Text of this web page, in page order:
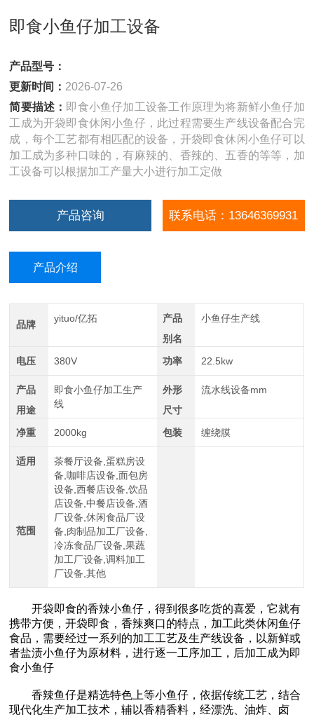
即食小鱼仔加工设备
产品型号：
更新时间： 2026-07-26
简要描述： 即食小鱼仔加工设备工作原理为将新鲜小鱼仔加
工成为开袋即食休闲小鱼仔，此过程需要生产线设备配合完
成，每个工艺都有相匹配的设备，开袋即食休闲小鱼仔可以
加工成为多种口味的，有麻辣的、香辣的、五香的等等，加
工设备可以根据加工产量大小进行加工定做
产品咨询 联系电话：13646369931
产品介绍
品牌
yituo/亿拓
产品
别名
小鱼仔生产线
电压 380V 功率 22.5kw
产品
用途
即食小鱼仔加工生产
线
外形
尺寸
流水线设备mm
净重 2000kg 包装 缠绕膜
适用
范围
茶餐厅设备,蛋糕房设
备,咖啡店设备,面包房
设备,西餐店设备,饮品
店设备,中餐店设备,酒
厂设备,休闲食品厂设
备,肉制品加工厂设备,
冷冻食品厂设备,果蔬
加工厂设备,调料加工
厂设备,其他
开袋即食的香辣小鱼仔，得到很多吃货的喜爱，它就有
携带方便，开袋即食，香辣爽口的特点，加工此类休闲鱼仔
食品，需要经过一系列的加工工艺及生产线设备，以新鲜或
者盐渍小鱼仔为原材料，进行逐一工序加工，后加工成为即
食小鱼仔
香辣鱼仔是精选特色上等小鱼仔，依据传统工艺，结合
现代化生产加工技术，辅以香精香料，经漂洗、油炸、卤